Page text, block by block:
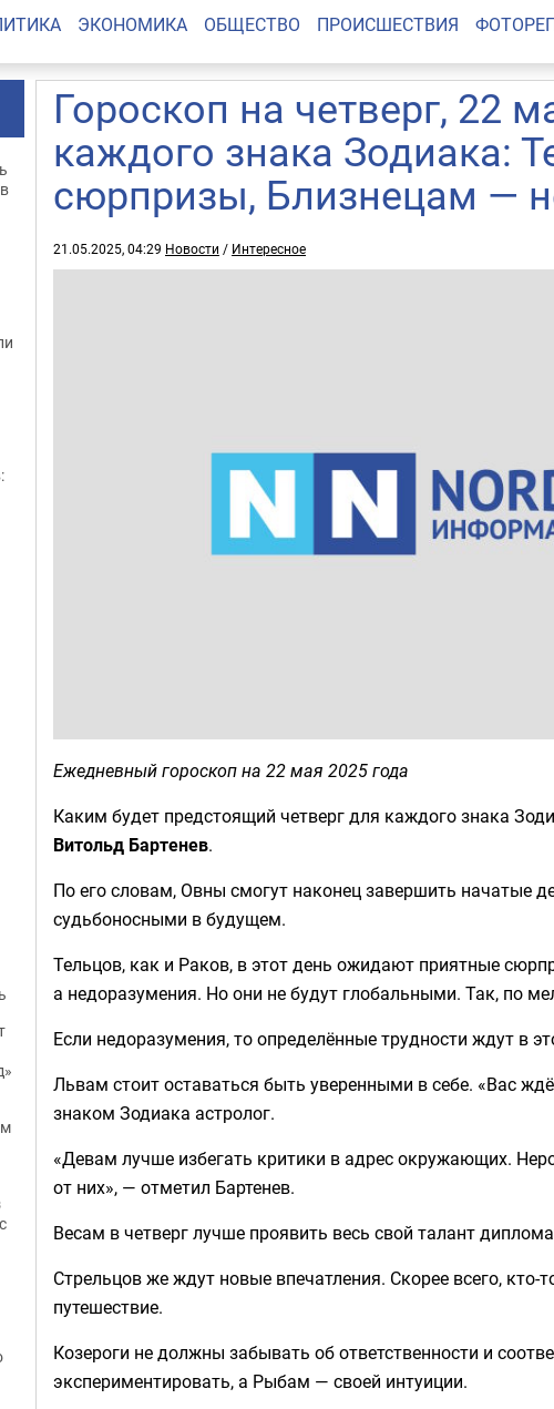
ЭКОНОМИКА ОБЩЕСТВО ПРОИСШЕСТВИЯ
Гороскоп на четверг, 22
каждого знака Зодиака:
сюрпризы, Близнецам —
21.05.2025, 04:29 Новости / Интересное
Ежедневный гороскоп на 22 мая 2025 года
Каким будет предстоящий четверг для каждого знака
Витольд Бартенев.
По его словам, Овны смогут наконец завершить начатые
судьбоносными в будущем.
Тельцов, как и Раков, в этот день ожидают приятные
а недоразумения. Но они не будут глобальными. Так, по
Если недоразумения, то определённые трудности ждут в
Львам стоит оставаться быть уверенными в себе. «Вас
знаком Зодиака астролог.
«Девам лучше избегать критики в адрес окружающих.
от них», — отметил Бартенев.
Весам в четверг лучше проявить весь свой талант
Стрельцов же ждут новые впечатления. Скорее всего,
путешествие.
Козероги не должны забывать об ответственности и
экспериментировать, а Рыбам — своей интуиции.